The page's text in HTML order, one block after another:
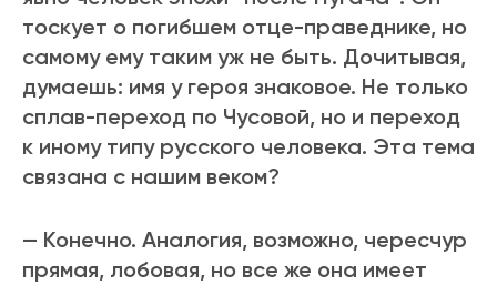
тоскует о погибшем отце-праведнике, но
самому ему таким уж не быть. Дочитывая,
думаешь: имя у героя знаковое. Не только
сплав-переход по Чусовой, но и переход
к иному типу русского человека. Эта тема
связана с нашим веком?
— Конечно. Аналогия, возможно, чересчур
прямая, лобовая, но все же она имеет